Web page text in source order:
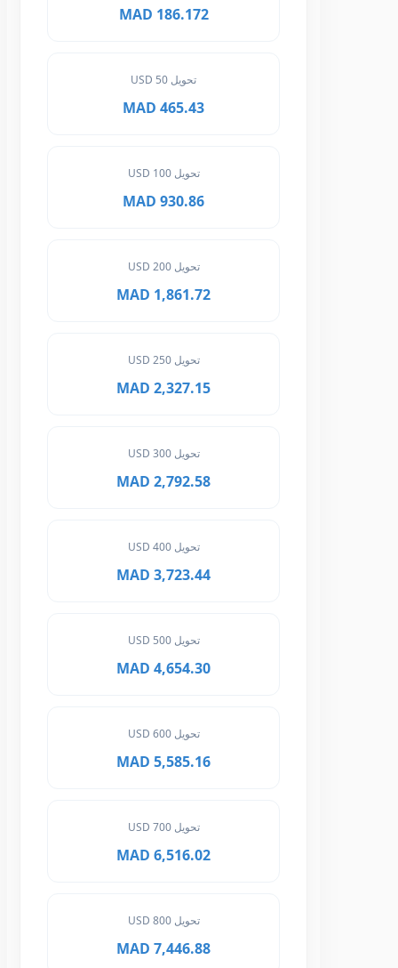
186.172 MAD
465.43 MAD
تحويل 100 USD
930.86 MAD
تحويل 200 USD
1,861.72 MAD
تحويل 250 USD
2,327.15 MAD
تحويل 300 USD
2,792.58 MAD
تحويل 400 USD
3,723.44 MAD
تحويل 500 USD
4,654.30 MAD
تحويل 600 USD
5,585.16 MAD
تحويل 700 USD
6,516.02 MAD
تحويل 800 USD
7,446.88 MAD